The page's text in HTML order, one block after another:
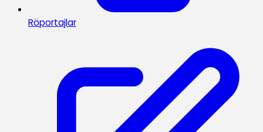
Röportajlar